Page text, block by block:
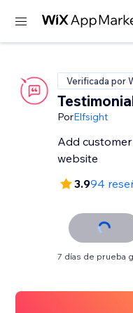
Verificada por
PorElfsight
Add
website
3.994
7 días de prueba